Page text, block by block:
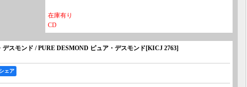
在庫有り
CD
スモンド / PURE DESMOND ピュア・デスモンド [KICJ 2763]
ェア